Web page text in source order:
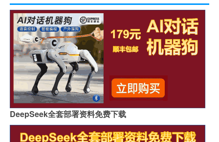
DeepSeek全套部署资料免费下载